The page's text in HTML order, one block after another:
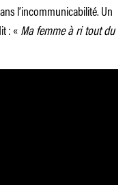
l’incommunicabilité. Un
: «Ma femme à ri tout du